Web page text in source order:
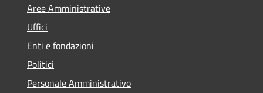
Aree Amministrative
Uffici
Enti e fondazioni
Politici
Personale Amministrativo